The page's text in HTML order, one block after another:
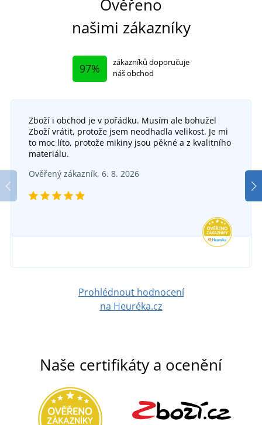
+4
Pánské tričko Malfini Exclusive
SKLADEM
v pondělí 10. 8.
Dámské tričko City
145 Kč
Ověřeno
našimi zákazníky
97%
zákazníků doporučuje
náš obchod
Zboží i obchod je v pořádku. Musím ale bohužel
Zboží vrátit, protože jsem neodhadla velikost. Je mi
to moc líto, protože mikiny jsou pěkné a z kvalitního
materiálu.
Ověřený zákazník, 6. 8. 2026
Prohlédnout hodnocení
na Heuréka.cz
Naše certifikáty a ocenění